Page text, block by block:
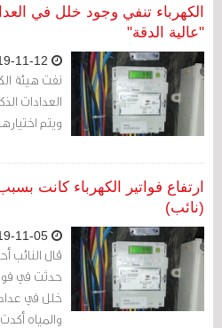
من العام
بحريني،
من تقدم
الكهرباء تنفي وجود خلل في
"عالية الدقة"
نفت هيئة
العدادات
ويتم
ارتفاع فواتير الكهرباء كانت
(نائب)
قال النائب
حدثت في
خلل في
والمياه